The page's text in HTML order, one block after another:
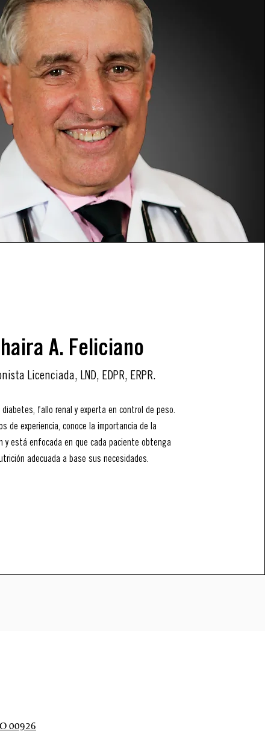
A. Feliciano
Licenciada, LND, EDPR, ERPR.
diabetes, fallo renal y experta en control de peso.
de experiencia, conoce la importancia de la
y está enfocada en que cada paciente obtenga
adecuada a base sus necesidades.
00926